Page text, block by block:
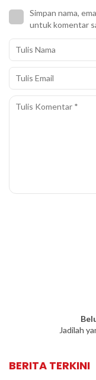
Simpan nama,
untuk komentar
Jadilah
BERITA TERKINI